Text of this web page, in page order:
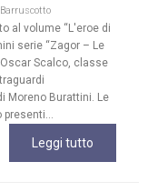
al volume “L'eroe di
serie “Zagor – Le
Scalco, classe
Moreno Burattini. Le
Leggi tutto